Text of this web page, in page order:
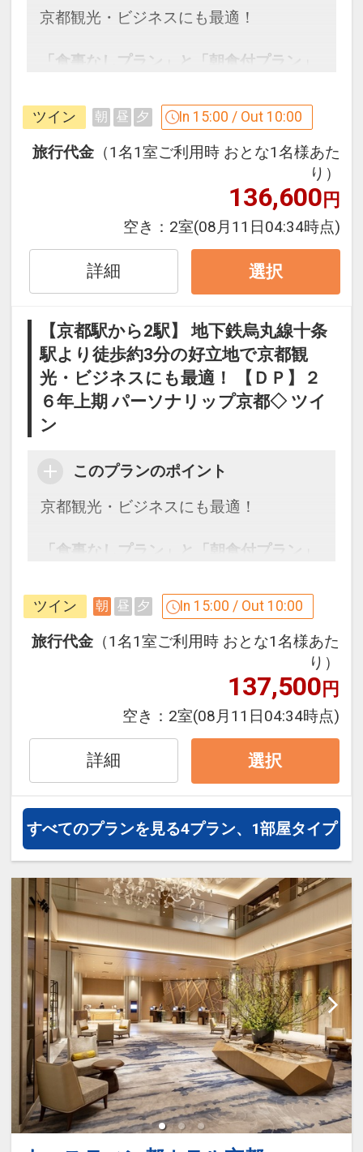
京都観光・ビジネスにも最適！
「食事なしプラン」と「朝食付プラン」
●「食事なしプラン」と「朝食付プラ
ン」を掲載しています。
※ご覧のページの【食事条件】をお確か
設定期間：2026年4月1日～2026年11月
インターネットコース番号：DP-1-
17414854
ツイン 朝 昼 夕 In 15:00 / Out 10:00
旅行代金 （1名1室ご利用時 おとな1名様あた
り）
136,600円
空き： 2室(08月11日04:34時点)
詳細 選択
【京都駅から2駅】 地下鉄烏丸線十条
駅より徒歩約3分の好立地で京都観
光・ビジネスにも最適！ 【ＤＰ】２
６年上期 パーソナリップ京都◇ ツイ
ン
このプランのポイント
京都観光・ビジネスにも最適！
「食事なしプラン」と「朝食付プラン」
●「食事なしプラン」と「朝食付プラ
ン」を掲載しています。
※ご覧のページの【食事条件】をお確か
設定期間：2026年4月1日～2026年11月
インターネットコース番号：DP-1-
17414854
ツイン 朝 昼 夕 In 15:00 / Out 10:00
旅行代金 （1名1室ご利用時 おとな1名様あた
り）
137,500円
空き： 2室(08月11日04:34時点)
詳細 選択
すべてのプランを見る4プラン、1部屋タイプ